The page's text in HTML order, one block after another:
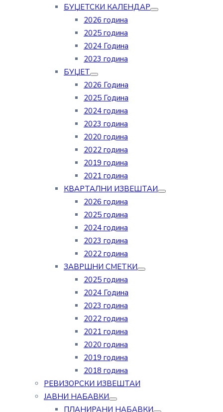
БУЏЕТСКИ КАЛЕНДАР
2026 година
2025 година
2024 Година
2023 година
БУЏЕТ
2026 Година
2025 Година
2024 година
2023 година
2020 година
2022 година
2019 година
2021 година
КВАРТАЛНИ ИЗВЕШТАИ
2026 година
2025 година
2024 година
2023 година
2022 година
ЗАВРШНИ СМЕТКИ
2025 година
2024 Година
2023 година
2022 година
2021 година
2020 година
2019 година
2018 година
РЕВИЗОРСКИ ИЗВЕШТАИ
ЈАВНИ НАБАВКИ
ПЛАНИРАНИ НАБАВКИ